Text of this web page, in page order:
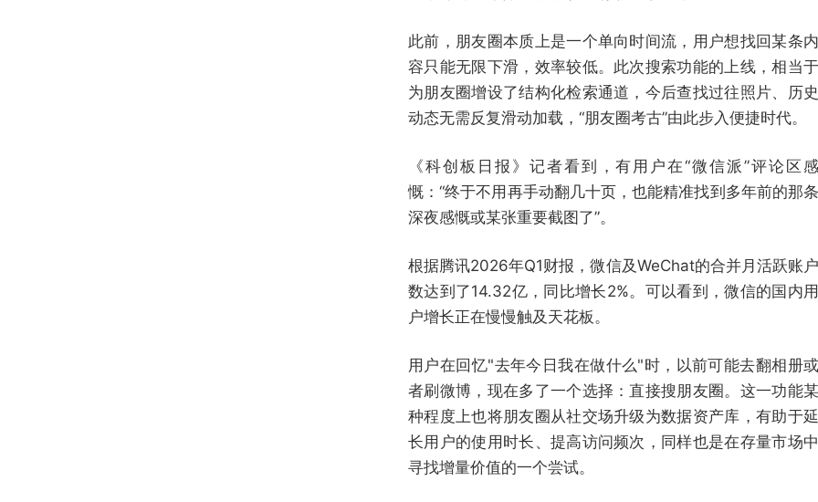
此前，朋友圈本质上是一个单向时间流，用户想找回某条内
容只能无限下滑，效率较低。此次搜索功能的上线，相当于
为朋友圈增设了结构化检索通道，今后查找过往照片、历史
动态无需反复滑动加载，“朋友圈考古”由此步入便捷时代。
《科创板日报》记者看到，有用户在“微信派”评论区感
慨：“终于不用再手动翻几十页，也能精准找到多年前的那条
深夜感慨或某张重要截图了”。
根据腾讯2026年Q1财报，微信及WeChat的合并月活跃账户
数达到了14.32亿，同比增长2%。可以看到，微信的国内用
户增长正在慢慢触及天花板。
用户在回忆"去年今日我在做什么"时，以前可能去翻相册或
者刷微博，现在多了一个选择：直接搜朋友圈。这一功能某
种程度上也将朋友圈从社交场升级为数据资产库，有助于延
长用户的使用时长、提高访问频次，同样也是在存量市场中
寻找增量价值的一个尝试。